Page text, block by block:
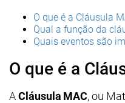
O que é a Cláusula
Qual a função da
Quais eventos são
O que é a
ACláusula MAC, ou